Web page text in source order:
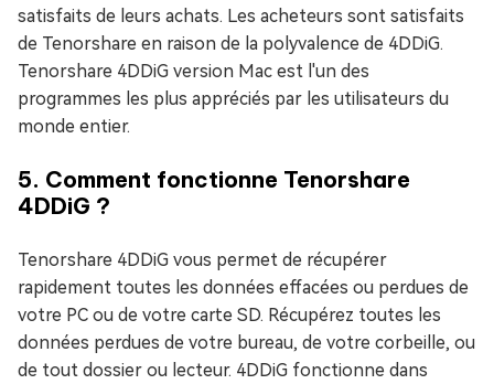
satisfaits de leurs achats. Les acheteurs sont satisfaits
de Tenorshare en raison de la polyvalence de 4DDiG.
Tenorshare 4DDiG version Mac est l'un des
programmes les plus appréciés par les utilisateurs du
monde entier.
5. Comment fonctionne Tenorshare
4DDiG ?
Tenorshare 4DDiG vous permet de récupérer
rapidement toutes les données effacées ou perdues de
votre PC ou de votre carte SD. Récupérez toutes les
données perdues de votre bureau, de votre corbeille, ou
de tout dossier ou lecteur. 4DDiG fonctionne dans